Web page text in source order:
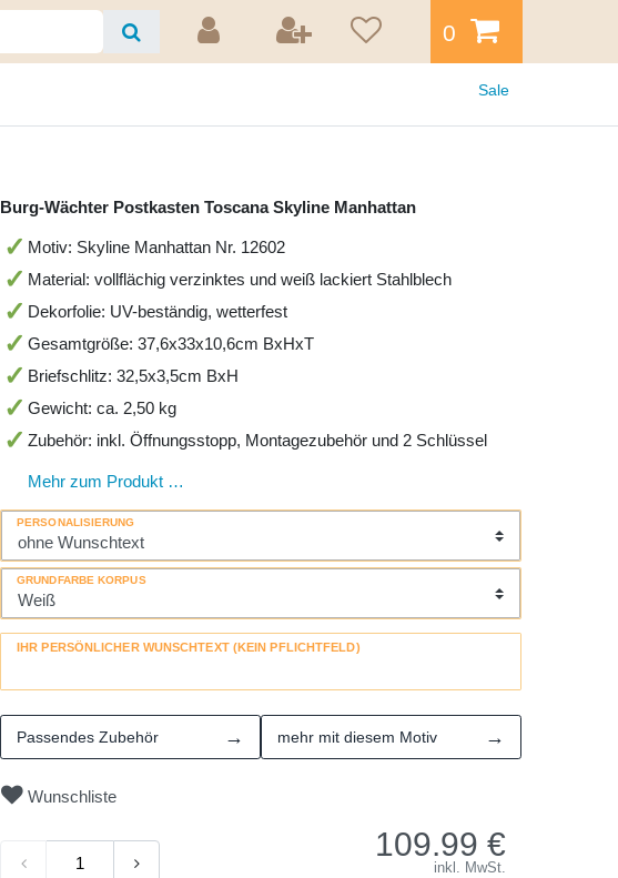
0
Sale
Burg-Wächter Postkasten Toscana Skyline Manhattan
Motiv: Skyline Manhattan Nr. 12602
Material: vollflächig verzinktes und weiß lackiert Stahlblech
Dekorfolie: UV-beständig, wetterfest
Gesamtgröße: 37,6x33x10,6cm BxHxT
Briefschlitz: 32,5x3,5cm BxH
Gewicht: ca. 2,50 kg
Zubehör: inkl. Öffnungsstopp, Montagezubehör und 2 Schlüssel
Mehr zum Produkt …
PERSONALISIERUNG
GRUNDFARBE KORPUS
IHR PERSÖNLICHER WUNSCHTEXT (KEIN PFLICHTFELD)
Passendes Zubehör → mehr mit diesem Motiv →
Wunschliste
109.99 €
inkl. MwSt.